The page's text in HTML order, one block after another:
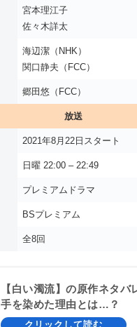
宮本理江子
佐々木詳太
海辺潔（NHK）
関口静夫（FCC）
郷田悠（FCC）
放送
2021年8月22日スタート
日曜 22:00 – 22:49
プレミアムドラマ
BSプレミアム
全8回
【白い濁流】の原作ネタ
手を染めた理由とは…？